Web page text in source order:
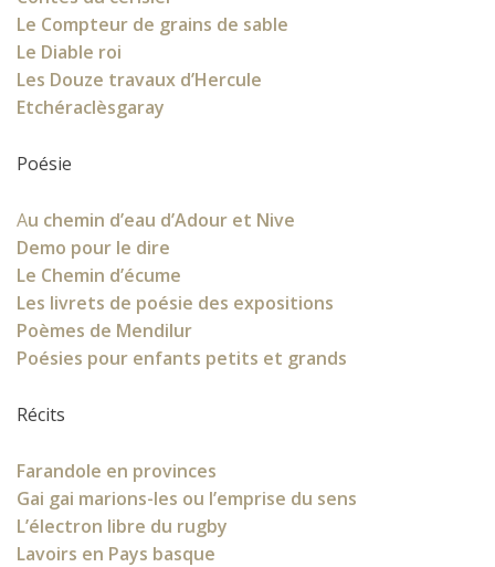
Le Compteur de grains de sable
Le Diable roi
Les Douze travaux d’Hercule
Etchéraclèsgaray
Poésie
Au chemin d’eau d’Adour et Nive
Demo pour le dire
Le Chemin d’écume
Les livrets de poésie des expositions
Poèmes de Mendilur
Poésies pour enfants petits et grands
Récits
Farandole en provinces
Gai gai marions-les ou l’emprise du sens
L’électron libre du rugby
Lavoirs en Pays basque